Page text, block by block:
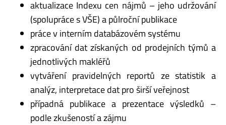
aktualizace Indexu cen nájmů – jeho udržování
(spolupráce s VŠE) a půlroční publikace
práce v interním databázovém systému
zpracování dat získaných od prodejních týmů a
jednotlivých makléřů
vytváření pravidelných reportů ze statistik a
analýz, interpretace dat pro širší veřejnost
případná publikace a prezentace výsledků –
podle zkušeností a zájmu